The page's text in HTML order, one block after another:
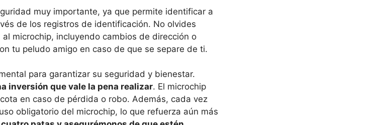
muy importante, ya que permite identificar a
de los registros de identificación. No olvides
microchip, incluyendo cambios de dirección o
tu peludo amigo en caso de que se separe de ti.
para garantizar su seguridad y bienestar.
inversión que vale la pena realizar. El microchip
en caso de pérdida o robo. Además, cada vez
obligatorio del microchip, lo que refuerza aún más